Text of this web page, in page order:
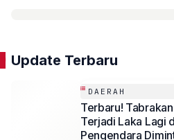
Update Terbaru
DAERAH
Terbaru!
Terjadi Laka Lagi
Pengendara